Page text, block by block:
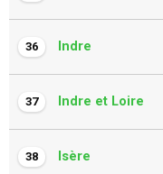
36 Indre
37 Indre et Loire
38 Isère